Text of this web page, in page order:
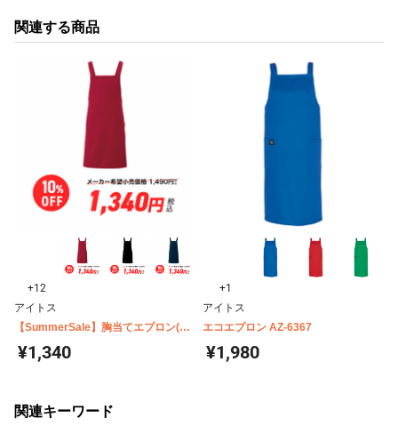
関連する商品
+12
アイトス
【SummerSale】胸当てエプロン(X
¥1,340
+1
アイトス
エコエプロン AZ-6367
¥1,980
関連キーワード